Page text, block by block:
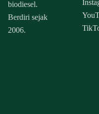
biodiesel.
Berdiri sejak
2006.